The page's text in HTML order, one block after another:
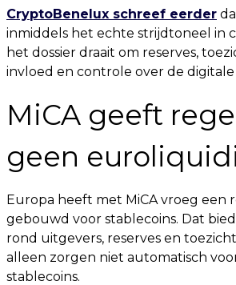
CryptoBenelux schreef eerder
inmiddels het echte strijdtoneel in
het dossier draait om reserves,
invloed en controle over de
MiCA geeft
geen
Europa heeft met MiCA vroeg een
gebouwd voor stablecoins. Dat
rond uitgevers, reserves en
alleen zorgen niet automatisch
stablecoins.